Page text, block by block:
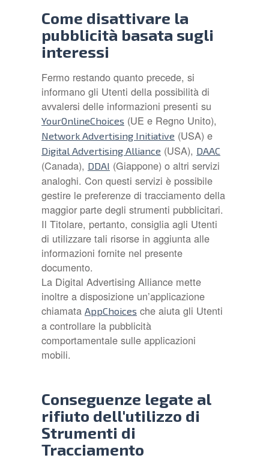
Come disattivare la
pubblicità basata sugli
interessi
Fermo restando quanto precede, si
informano gli Utenti della possibilità di
avvalersi delle informazioni presenti su
YourOnlineChoices (UE e Regno Unito),
Network Advertising Initiative (USA) e
Digital Advertising Alliance (USA), DAAC
(Canada), DDAI (Giappone) o altri servizi
analoghi. Con questi servizi è possibile
gestire le preferenze di tracciamento della
maggior parte degli strumenti pubblicitari.
Il Titolare, pertanto, consiglia agli Utenti
di utilizzare tali risorse in aggiunta alle
informazioni fornite nel presente
documento.
La Digital Advertising Alliance mette
inoltre a disposizione un’applicazione
chiamata AppChoices che aiuta gli Utenti
a controllare la pubblicità
comportamentale sulle applicazioni
mobili.
Conseguenze legate al
rifiuto dell'utilizzo di
Strumenti di
Tracciamento